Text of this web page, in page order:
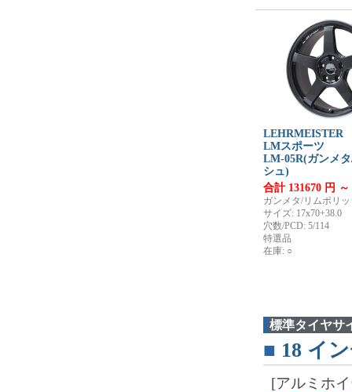
LEHRMEISTER
LMスポーツ
LM-05R(ガンメ
シュ)
合計 131670 円 ～
ガンメタ/リムポリ
サイズ: 17x70+38.0
穴数/PCD: 5/114
特選品
在庫: ○
標準タイヤサ
■ 18 イ
[アルミホ